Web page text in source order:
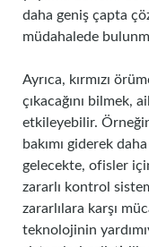
daha geniş çapta
müdahalede
Ayrıca, kırmızı
çıkacağını bilmek,
etkileyebilir.
bakımı giderek
gelecekte, ofisler
zararlı kontrol
zararlılara karşı
teknolojinin